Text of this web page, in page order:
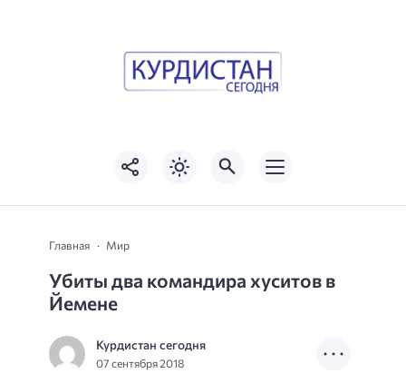
Главная Мир
Убиты два командира хуситов в
Йемене
Курдистан сегодня
07 сентября 2018